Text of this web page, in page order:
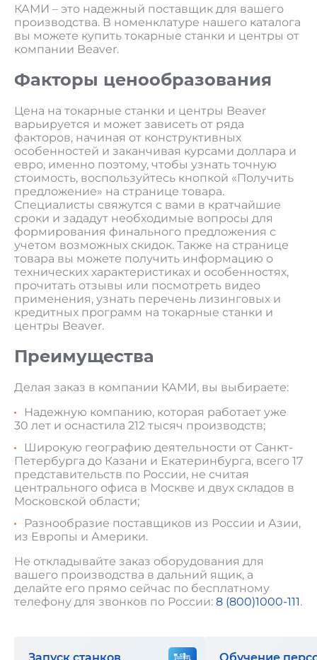
КАМИ – это надежный поставщик для вашего
производства. В номенклатуре нашего каталога
вы можете купить токарные станки и центры от
компании Beaver.
Факторы ценообразования
Цена на токарные станки и центры Beaver
варьируется и может зависеть от ряда
факторов, начиная от конструктивных
особенностей и заканчивая курсами доллара и
евро, именно поэтому, чтобы узнать точную
стоимость, воспользуйтесь кнопкой «Получить
предложение» на странице товара.
Специалисты свяжутся с вами в кратчайшие
сроки и зададут необходимые вопросы для
формирования финального предложения с
учетом возможных скидок. Также на странице
товара вы можете получить информацию о
технических характеристиках и особенностях,
прочитать отзывы или посмотреть видео
применения, узнать перечень лизинговых и
кредитных программ на токарные станки и
центры Beaver.
Преимущества
Делая заказ в компании КАМИ, вы выбираете:
Надежную компанию, которая работает уже
30 лет и оснастила 212 тысяч производств;
Широкую географию деятельности от Санкт-
Петербурга до Казани и Екатеринбурга, всего 17
представительств по России, не считая
центрального офиса в Москве и двух складов в
Московской области;
Разнообразие поставщиков из России и Азии,
из Европы и Америки.
Не откладывайте заказ оборудования для
вашего производства в дальний ящик, а
делайте его прямо сейчас по бесплатному
телефону для звонков по России: 8 (800)1000-111.
Запуск станков Обучение